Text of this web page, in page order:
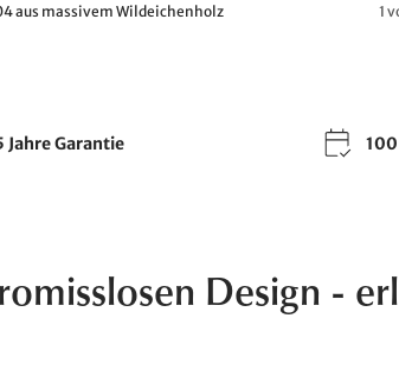
aus massivem Wildeichenholz 1
Jahre Garantie
Design -